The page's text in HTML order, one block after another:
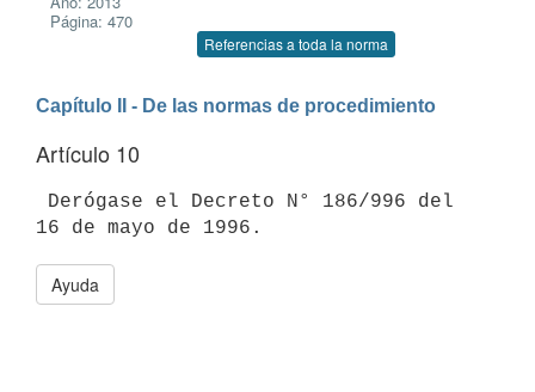
Página: 470
Referencias a toda la norma
Capítulo II - De las normas de procedimiento
Artículo 10
Ayuda